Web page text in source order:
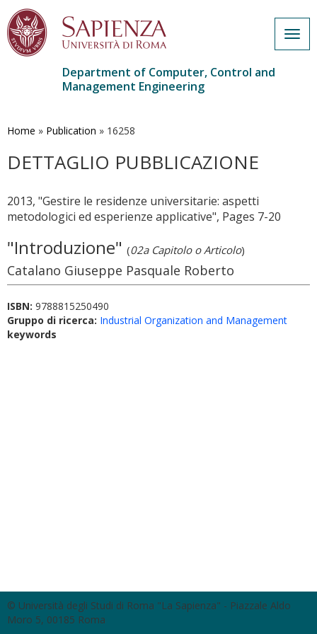
main
Department of Computer, Control and
Management Engineering
Home » Publication » 16258
DETTAGLIO PUBBLICAZIONE
2013, "Gestire le residenze universitarie: aspetti
metodologici ed esperienze applicative", Pages 7-20
"Introduzione" (02a Capitolo o Articolo)
Catalano Giuseppe Pasquale Roberto
ISBN: 9788815250490
Gruppo di ricerca: Industrial Organization and Management
keywords
© Università degli Studi di Roma "La Sapienza" - Piazzale Aldo
Moro 5, 00185 Roma